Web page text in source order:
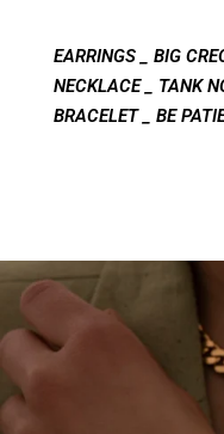
EARRINGS _ BIG
NECKLACE _ TANK
BRACELET _ BE